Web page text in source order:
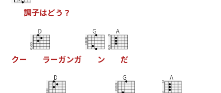
調子はどう ？
クー
D
ラーガンガ
G
ン
A
だ
D G A